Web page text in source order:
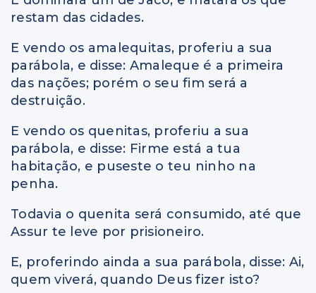
restam das cidades.
E vendo os amalequitas, proferiu a sua
parábola, e disse: Amaleque é a primeira
das nações; porém o seu fim será a
destruição.
E vendo os quenitas, proferiu a sua
parábola, e disse: Firme está a tua
habitação, e puseste o teu ninho na
penha.
Todavia o quenita será consumido, até que
Assur te leve por prisioneiro.
E, proferindo ainda a sua parábola, disse: Ai,
quem viverá, quando Deus fizer isto?